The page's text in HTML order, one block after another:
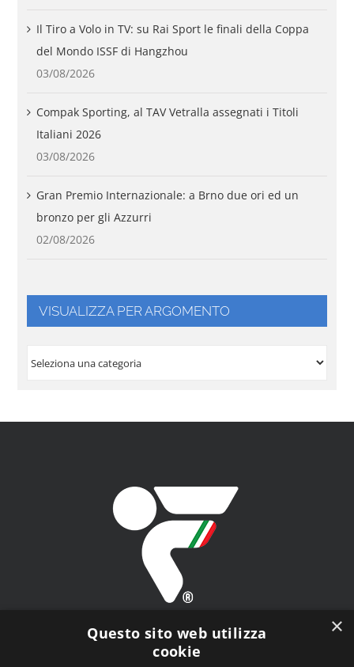
Il Tiro a Volo in TV: su Rai Sport le finali della Coppa
del Mondo ISSF di Hangzhou
03/08/2026
Compak Sporting, al TAV Vetralla assegnati i Titoli
Italiani 2026
03/08/2026
Gran Premio Internazionale: a Brno due ori ed un
bronzo per gli Azzurri
02/08/2026
VISUALIZZA PER ARGOMENTO
×
Questo sito web utilizza
cookie